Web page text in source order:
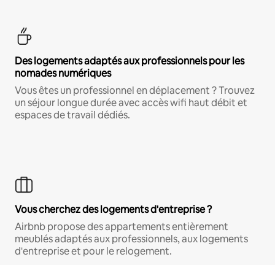
Des logements adaptés aux professionnels pour les
nomades numériques
Vous êtes un professionnel en déplacement ? Trouvez
un séjour longue durée avec accès wifi haut débit et
espaces de travail dédiés.
Vous cherchez des logements d'entreprise ?
Airbnb propose des appartements entièrement
meublés adaptés aux professionnels, aux logements
d'entreprise et pour le relogement.